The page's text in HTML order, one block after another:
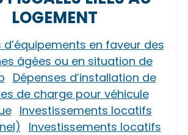
LOGEMENT
d’équipements en faveur des
âgées ou en situation de
Dépenses d’installation de
de charge pour véhicule
Investissements locatifs
Investissements locatifs